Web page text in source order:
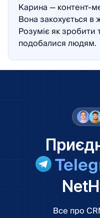
Карина — контент-
Вона закохується в
Розуміє як зробити
подобалися людям.
Все про